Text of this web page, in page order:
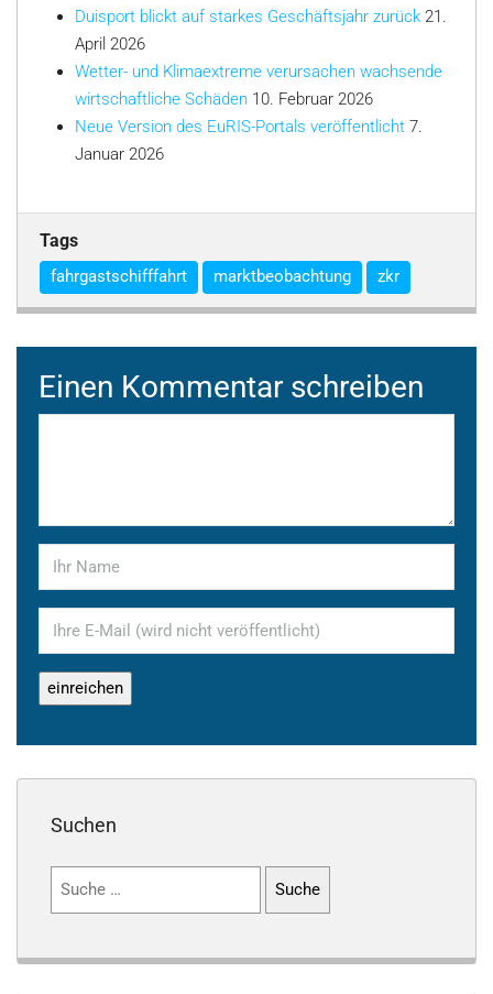
Duisport blickt auf starkes Geschäftsjahr zurück 21.
April 2026
Wetter- und Klimaextreme verursachen wachsende
wirtschaftliche Schäden 10. Februar 2026
Neue Version des EuRIS-Portals veröffentlicht 7.
Januar 2026
Tags
fahrgastschifffahrt marktbeobachtung zkr
Einen Kommentar schreiben
Suchen
Suchen